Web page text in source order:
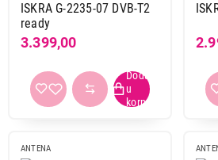
ISKRA G-2235-07 DVB-T2
ready
3.399,00
ANTENA